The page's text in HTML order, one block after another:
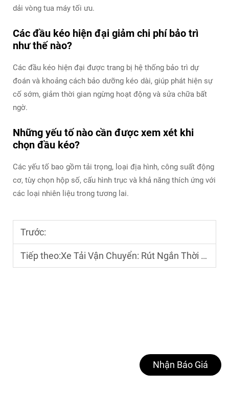
dải vòng tua máy tối ưu.
Các đầu kéo hiện đại giảm chi phí bảo trì
như thế nào?
Các đầu kéo hiện đại được trang bị hệ thống bảo trì dự
đoán và khoảng cách bảo dưỡng kéo dài, giúp phát hiện sự
cố sớm, giảm thời gian ngừng hoạt động và sửa chữa bất
ngờ.
Những yếu tố nào cần được xem xét khi
chọn đầu kéo?
Các yếu tố bao gồm tải trọng, loại địa hình, công suất động
cơ, tùy chọn hộp số, cấu hình trục và khả năng thích ứng với
các loại nhiên liệu trong tương lai.
Trước:
Tiếp theo:Xe Tải Vận Chuyển: Rút Ngắn Thời Gian Giao Hàng với Mô Hình Tốc Độ Cao, Tiết Kiệm Nhiên Liệu Này
Nhận Báo Giá